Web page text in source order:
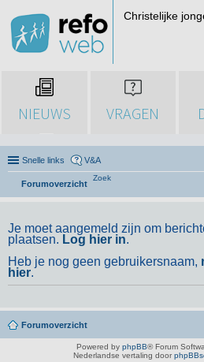
Christelijke
NIEUWS VRAGEN
Snelle links V&A
Forumoverzicht
Zoek
Je moet aangemeld zijn om
plaatsen. Log hier in.
Heb je nog geen gebruikersnaam,
hier.
Forumoverzicht
Powered by phpBB® Forum
Nederlandse vertaling door